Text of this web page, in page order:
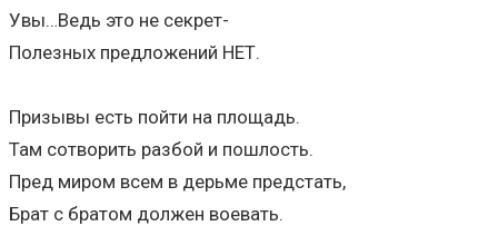
Увы…Ведь это не секрет-
Полезных предложений НЕТ.
Призывы есть пойти на площадь.
Там сотворить разбой и пошлость.
Пред миром всем в дерьме предстать,
Брат с братом должен воевать.